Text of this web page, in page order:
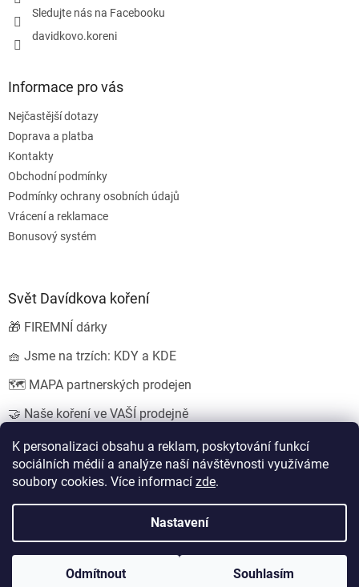
K personalizaci obsahu a reklam, poskytování funkcí
sociálních médií a analýze naší návštěvnosti využíváme
soubory cookies. Více informací zde.
Nastavení
Odmítnout Souhlasím
Sledujte nás na Facebooku
davidkovo.koreni
Informace pro vás
Nejčastější dotazy
Doprava a platba
Kontakty
Obchodní podmínky
Podmínky ochrany osobních údajů
Vrácení a reklamace
Bonusový systém
Svět Davídkova koření
🎁 FIREMNÍ dárky
🧺 Jsme na trzích: KDY a KDE
🗺️ MAPA partnerských prodejen
🤝 Naše koření ve VAŠÍ prodejně
💍 SVATEBNÍ dárky
Koření od Davídka s.r.o.
vyhrazena.
Upravit nastavení cookies